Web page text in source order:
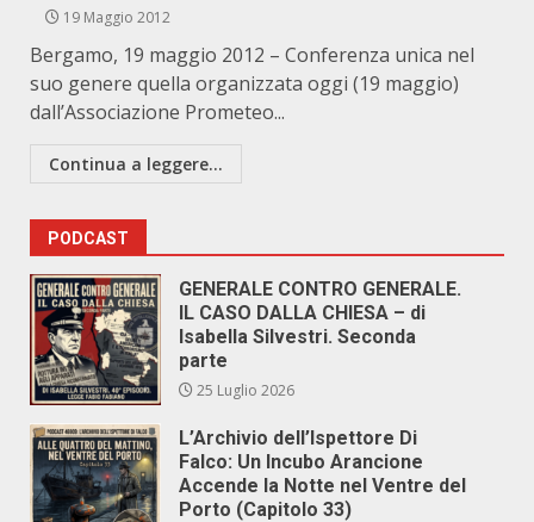
19 Maggio 2012
Bergamo, 19 maggio 2012 – Conferenza unica nel
suo genere quella organizzata oggi (19 maggio)
dall’Associazione Prometeo...
Continua a leggere...
PODCAST
GENERALE CONTRO GENERALE.
IL CASO DALLA CHIESA – di
Isabella Silvestri. Seconda
parte
25 Luglio 2026
L’Archivio dell’Ispettore Di
Falco: Un Incubo Arancione
Accende la Notte nel Ventre del
Porto (Capitolo 33)